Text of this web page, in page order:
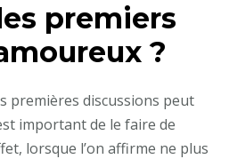
premiers
?
premières discussions peut
important de le faire de
lorsque l’on affirme ne plus